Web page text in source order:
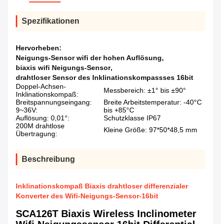
Spezifikationen
Hervorheben:
Neigungs-Sensor wifi der hohen Auflösung,
biaxis wifi Neigungs-Sensor,
drahtloser Sensor des Inklinationskompassses 16bit
Doppel-Achsen-
Inklinationskompaß:
Messbereich: ±1° bis ±90°
Breitspannungseingang:
9~36V:
Breite Arbeitstemperatur: -40°C
bis +85°C
Auflösung: 0,01°:
Schutzklasse IP67
200M drahtlose
Übertragung:
Kleine Größe: 97*50*48,5 mm
Beschreibung
Inklinationskompaß Biaxis drahtloser differenzialer
Konverter des Wifi-Neigungs-Sensor-16bit
SCA126T Biaxis Wireless Inclinometer